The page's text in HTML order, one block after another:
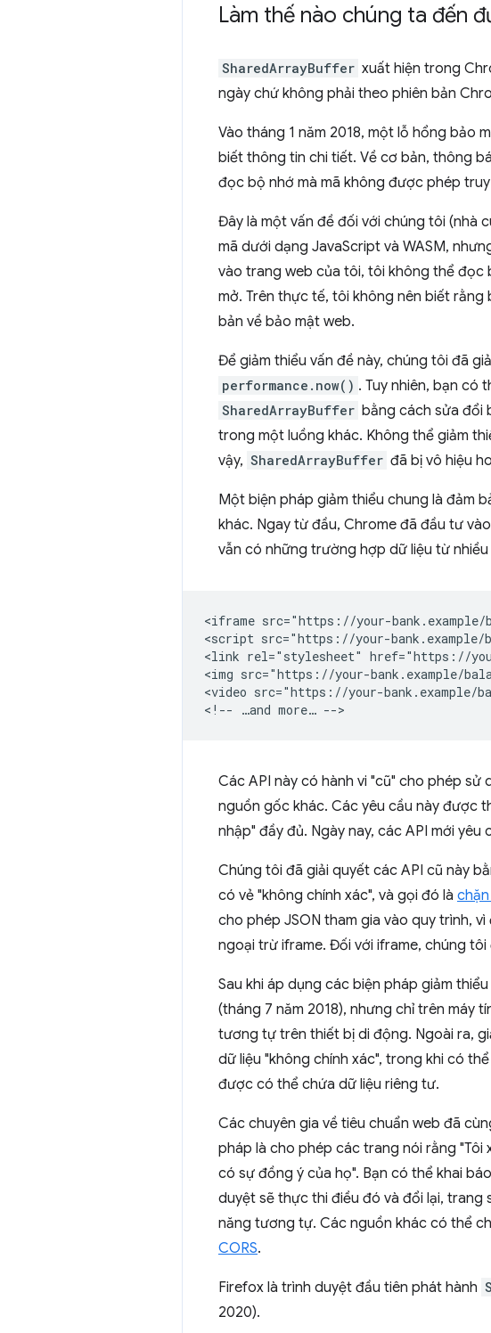
Làm thế nào chúng ta đến
SharedArrayBuffer xuất hiện trong
ngày chứ không phải theo phiên bản
Vào tháng 1 năm 2018, một lỗ hổng bảo
biết thông tin chi tiết. Về cơ bản, thông
đọc bộ nhớ mà mã không được phép
Đây là một vấn đề đối với chúng tôi (nhà
mã dưới dạng JavaScript và WASM,
vào trang web của tôi, tôi không thể
mở. Trên thực tế, tôi không nên biết
bản về bảo mật web.
Để giảm thiểu vấn đề này, chúng tôi đã
performance.now() . Tuy nhiên, bạn có
SharedArrayBuffer bằng cách sửa đổi
trong một luồng khác. Không thể giảm
vậy, SharedArrayBuffer đã bị vô hiệu
Một biện pháp giảm thiểu chung là đảm
khác. Ngay từ đầu, Chrome đã đầu tư
vẫn có những trường hợp dữ liệu từ
<iframe src="https://your-bank.example/
<script src="https://your-bank.example/
<link rel="stylesheet" href="https://
<img src="https://your-bank.example/
<video src="https://your-bank.example/
Các API này có hành vi "cũ" cho phép
nguồn gốc khác. Các yêu cầu này được
nhập" đầy đủ. Ngày nay, các API mới
Chúng tôi đã giải quyết các API cũ này
có vẻ "không chính xác", và gọi đó là
cho phép JSON tham gia vào quy trình,
ngoại trừ iframe. Đối với iframe, chúng
Sau khi áp dụng các biện pháp giảm
(tháng 7 năm 2018), nhưng chỉ trên máy
tương tự trên thiết bị di động. Ngoài ra,
dữ liệu "không chính xác", trong khi có
được có thể chứa dữ liệu riêng tư.
Các chuyên gia về tiêu chuẩn web đã
pháp là cho phép các trang nói rằng
có sự đồng ý của họ". Bạn có thể khai
duyệt sẽ thực thi điều đó và đổi lại, trang
năng tương tự. Các nguồn khác có thể
CORS.
Firefox là trình duyệt đầu tiên phát hành
2020).